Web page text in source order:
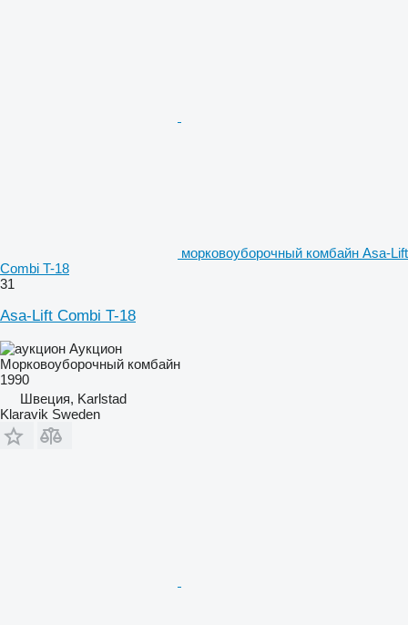
морковоуборочный комбайн Asa-Lift
Combi T-18
31
Asa-Lift Combi T-18
Аукцион
Морковоуборочный комбайн
1990
Швеция, Karlstad
Klaravik Sweden